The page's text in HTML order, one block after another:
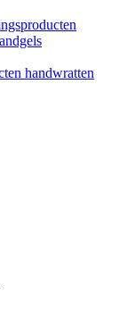
handwratten